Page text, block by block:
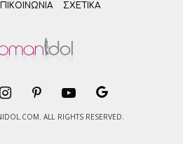
ΣΧΕΤΙΚΆ
ALL RIGHTS RESERVED.